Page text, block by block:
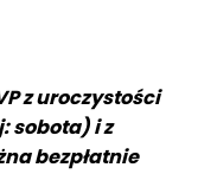
z uroczystości
sobota) i z
bezpłatnie